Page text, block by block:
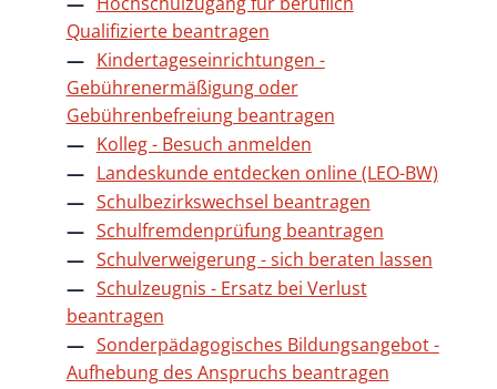
Qualifizierte beantragen
Kindertageseinrichtungen -
Gebührenermäßigung oder
Gebührenbefreiung beantragen
Kolleg - Besuch anmelden
Landeskunde entdecken online (LEO-BW)
Schulbezirkswechsel beantragen
Schulfremdenprüfung beantragen
Schulverweigerung - sich beraten lassen
Schulzeugnis - Ersatz bei Verlust
beantragen
Sonderpädagogisches Bildungsangebot -
Aufhebung des Anspruchs beantragen